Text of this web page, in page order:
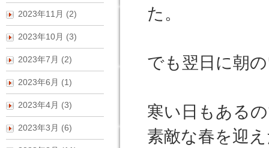
た。
でも翌日に朝
寒い日もある
素敵な春を迎
2023年11月 (2)
2023年10月 (3)
2023年7月 (2)
2023年6月 (1)
2023年4月 (3)
2023年3月 (6)